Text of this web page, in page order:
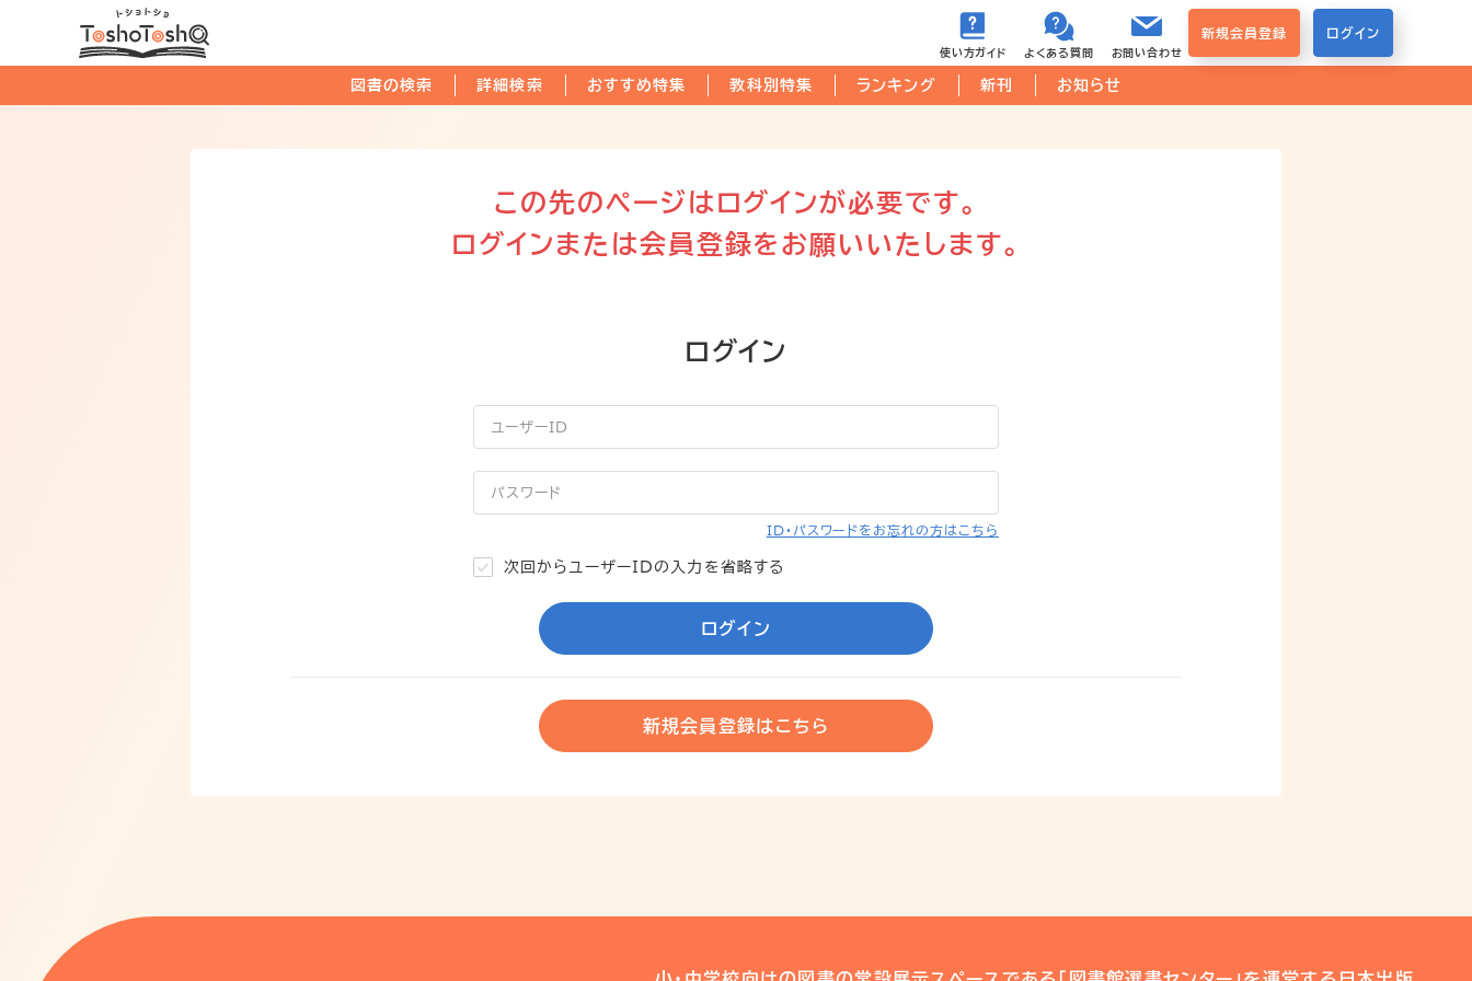
使い方ガイド よくある質問 お問い合わせ
新規会員登録 ログイン
図書の検索 詳細検索 おすすめ特集 教科別特集 ランキング 新刊 お知らせ
この先のページはログインが必要です。
ログインまたは会員登録をお願いいたします。
ログイン
ユーザーID
パスワード
ID・パスワードをお忘れの方はこちら
次回からユーザーIDの入力を省略する
ログイン
新規会員登録はこちら